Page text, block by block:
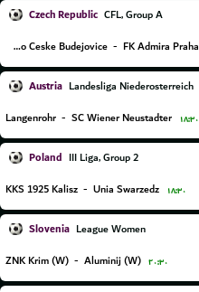
Czech Republic CFL, Group A
Dynamo Ceske Budejovice - FK Admira Praha
Austria Landesliga Niederosterreich
Langenrohr - SC Wiener Neustadter ۱۸:۳۰
Poland III Liga, Group 2
KKS 1925 Kalisz - Unia Swarzedz ۱۸:۳۰
Slovenia League Women
ZNK Krim (W) - Aluminij (W) ۲۰:۳۰